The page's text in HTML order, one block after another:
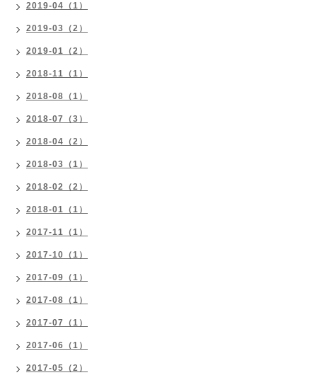
2019-04（1）
2019-03（2）
2019-01（2）
2018-11（1）
2018-08（1）
2018-07（3）
2018-04（2）
2018-03（1）
2018-02（2）
2018-01（1）
2017-11（1）
2017-10（1）
2017-09（1）
2017-08（1）
2017-07（1）
2017-06（1）
2017-05（2）